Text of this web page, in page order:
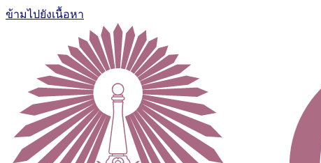
ข้ามไปยังเนื้อหา